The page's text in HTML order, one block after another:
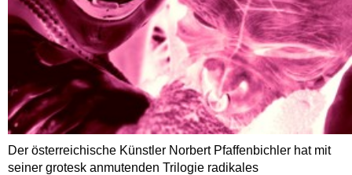
Der österreichische Künstler Norbert Pfaffenbichler hat mit
seiner grotesk anmutenden Trilogie radikales